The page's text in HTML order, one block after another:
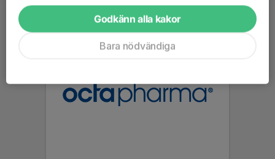
Godkänn alla kakor
Bara nödvändiga